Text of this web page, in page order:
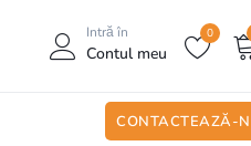
Intră în
Contul meu
0
CONTACTEAZĂ-